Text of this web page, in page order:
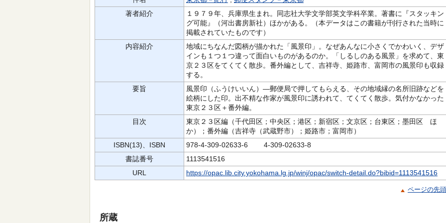
著者紹介
１９７９年、兵庫県生まれ。同志社大学文学部英文学科卒業。著書に『スタッキン
グ可能』（河出書房新社）ほかがある。（本データはこの書籍が刊行された当時に
掲載されていたものです）
内容紹介
地域にちなんだ図柄が描かれた「風景印」。なぜあんなに小さくでかわいく、デザ
インも１つ１つ違って面白いものがあるのか。「しるしのある風景」を求めて、東
京２３区をてくてく散歩。番外編として、吉祥寺、姫路市、富岡市の風景印も収録
する。
要旨
風景印（ふうけいいん）―郵便局で押してもらえる、その地域縁の名所旧跡などを
絵柄にした印。出不精な作家が風景印に誘われて、てくてく散歩。気付かなかった
東京２３区＋番外編。
目次
東京２３区編（千代田区；中央区；港区；新宿区；文京区；台東区；墨田区 ほ
か）；番外編（吉祥寺（武蔵野市）；姫路市；富岡市）
ISBN(13)、ISBN
978-4-309-02633-6 4-309-02633-8
書誌番号
1113541516
URL
https://opac.lib.city.yokohama.lg.jp/winj/opac/switch-detail.do?bibid=1113541516
ページの先
所蔵